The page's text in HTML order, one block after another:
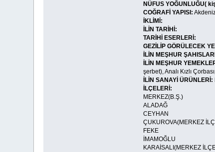
NÜFUS YOĞUNLUĞU(
COĞRAFİ YAPISI:
İKLİMİ:
İLİN TARİHİ:
TARİHİ ESERLERİ:
GEZİLİP GÖRÜLECEK
İLİN MEŞHUR
İLİN MEŞHUR
şerbet), Analı Kızlı
İLİN SANAYİ ÜRÜNLERİ:
İLÇELERİ:
MERKEZ(B.Ş.)
ALADAĞ
CEYHAN
ÇUKUROVA(MERKEZ
FEKE
İMAMOĞLU
KARAİSALI(MERKEZ